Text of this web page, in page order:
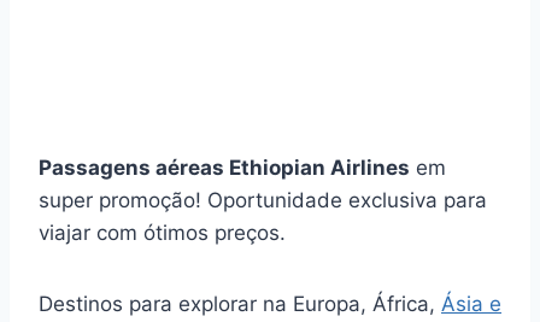
Passagens aéreas Ethiopian Airlines em
super promoção! Oportunidade exclusiva para
viajar com ótimos preços.
Destinos para explorar na Europa, África, Ásia e